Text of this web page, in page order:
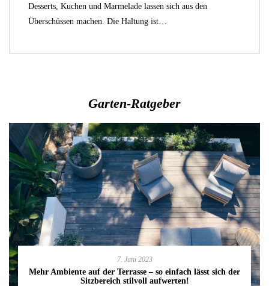
Desserts, Kuchen und Marmelade lassen sich aus den
Überschüssen machen. Die Haltung ist…
Garten-Ratgeber
7. Juni 2023
Mehr Ambiente auf der Terrasse – so einfach lässt sich der
Sitzbereich stilvoll aufwerten!